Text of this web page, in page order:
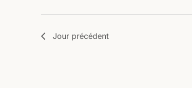
Jour précédent